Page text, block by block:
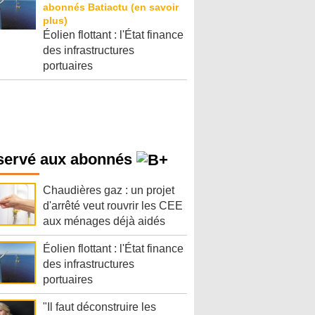
Éolien flottant : l'État finance
des infrastructures
portuaires
aux abonnés
Chaudières gaz : un projet
d'arrêté veut rouvrir les CEE
aux ménages déjà aidés
Éolien flottant : l'État finance
des infrastructures
portuaires
"Il faut déconstruire les